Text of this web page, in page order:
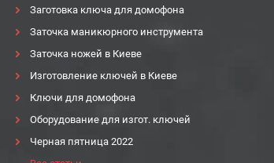
Заготовка ключа для домофона
Заточка маникюрного инструмента
Заточка ножей в Киеве
Изготовление ключей в Киеве
Ключи для домофона
Оборудование для изгот. ключей
Черная пятница 2022